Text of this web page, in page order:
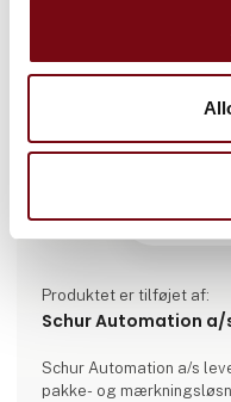
Produktet er tilføjet af:
Schur Automation a/
Schur Automation a/s
pakke- og